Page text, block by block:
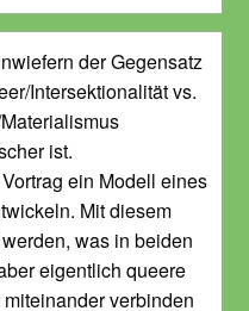
der Gegensatz
Intersektionalität vs.
ist.
ein Modell eines
Mit diesem
was in beiden
eigentlich queere
verbinden